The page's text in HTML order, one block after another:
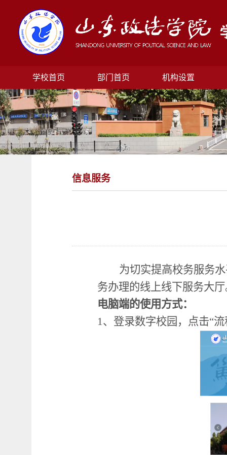
学校首页 部门首页 机构设置
信息服务
为切实提高校务服务
务办理的线上线下服务大
电脑端的使用方式：
1、登录数字校园，点击“